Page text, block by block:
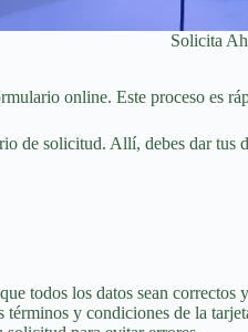
Solicita
online. Este proceso es
de solicitud. Allí, debes dar
todos los datos sean correctos
términos y condiciones de la